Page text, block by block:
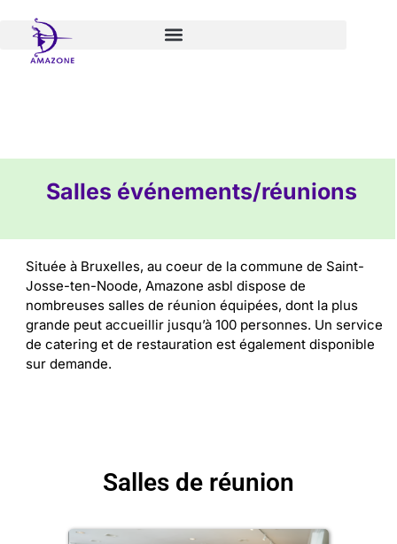
contenu
Située à Bruxelles, au coeur de la commune de Saint-
Josse-ten-Noode, Amazone asbl dispose de
nombreuses salles de réunion équipées, dont la plus
grande peut accueillir jusqu’à 100 personnes. Un service
de catering et de restauration est également disponible
sur demande.
Salles événements/réunions
Salles de réunion